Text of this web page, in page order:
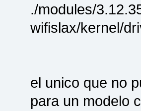
./modules/
wifislax/kernel/
el unico que no
para un modelo